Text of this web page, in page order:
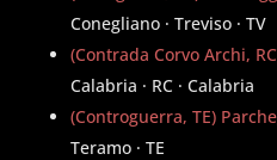
Conegliano · Treviso · TV
(Contrada Corvo Archi,
Calabria · RC · Calabria
(Controguerra, TE)
Teramo · TE